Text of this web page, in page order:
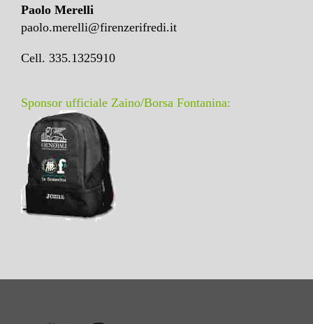
Paolo Merelli
paolo.merelli@firenzerifredi.it
Cell. 335.1325910
Sponsor ufficiale Zaino/Borsa Fontanina: